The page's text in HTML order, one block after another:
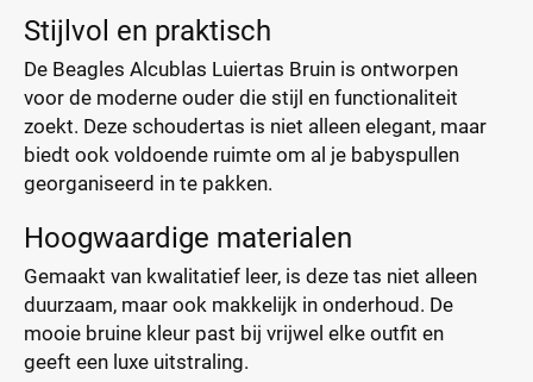
Stijlvol en praktisch
De Beagles Alcublas Luiertas Bruin is ontworpen
voor de moderne ouder die stijl en functionaliteit
zoekt. Deze schoudertas is niet alleen elegant, maar
biedt ook voldoende ruimte om al je babyspullen
georganiseerd in te pakken.
Hoogwaardige materialen
Gemaakt van kwalitatief leer, is deze tas niet alleen
duurzaam, maar ook makkelijk in onderhoud. De
mooie bruine kleur past bij vrijwel elke outfit en
geeft een luxe uitstraling.